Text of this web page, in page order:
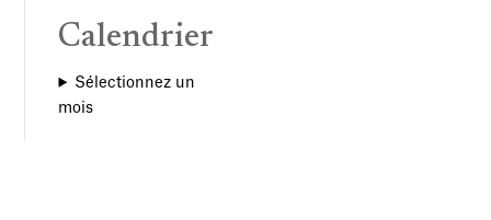
Calendrier
Sélectionnez un
mois